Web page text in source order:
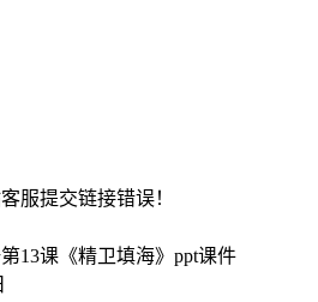
服提交链接错误！